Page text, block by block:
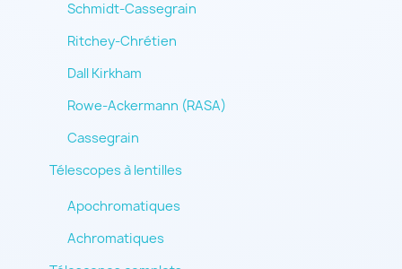
Schmidt-Cassegrain
Ritchey-Chrétien
Dall Kirkham
Rowe-Ackermann (RASA)
Cassegrain
Télescopes à lentilles
Apochromatiques
Achromatiques